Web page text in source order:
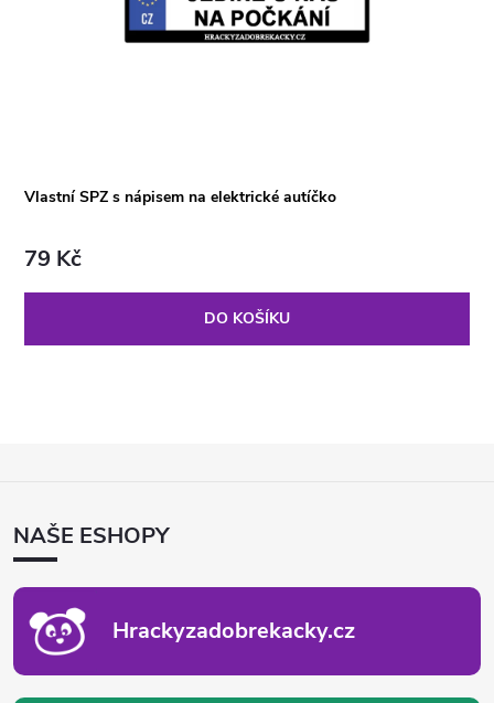
Vlastní SPZ s nápisem na elektrické autíčko
79 Kč
DO KOŠÍKU
ANAŠE ESHOPY
Hrackyzadobrekacky.cz